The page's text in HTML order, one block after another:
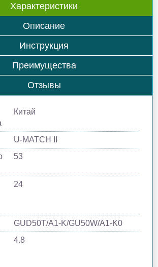
Характеристики
Описание
Инструкция
Преимущества
Отзывы
Китай
U-MATCH II
53
24
GUD50T/A1-K/GU50W/A1-K0
4.8